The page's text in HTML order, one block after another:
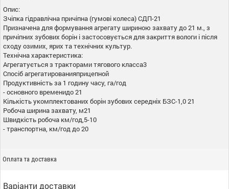
Опис:
Зчіпка гідравлічна причіпна (гумові колеса) СДП-21
Призначена для формування агрегату шириною захвату до 21 м., з
причіпних зубових борін і застосовується для закриття вологи і після
сходу озимих, ярих та технічних культур.
Технічна характеристика:
Агрегатується з тракторами тягового класса3
Спосіб агрегатированияприцепной
Продуктивність за 1 годину часу, га/год
- основного временидо 21
Кількість укомплектованих борін зубових середніх БЗС-1,0 21
Робоча ширина захвату, м21
Швидкість робоча км/год,5-10
- транспортна, км/год до 20
Оплата та доставка
Варіанти доставки